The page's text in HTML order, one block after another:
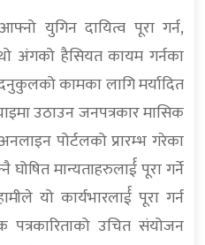
युगिन दायित्व पूरा गर्न,
अंगको हैसियत कायम गर्नका
कामका लागि मर्यादित
उठाउन जनपत्रकार मासिक
अनलाइन पोर्टलको प्रारम्भ गरेका
मान्यताहरुलार्ई पूरा गर्ने
यो कार्यभारलार्ई पूरा गर्न
पत्रकारिताको उचित संयोजन